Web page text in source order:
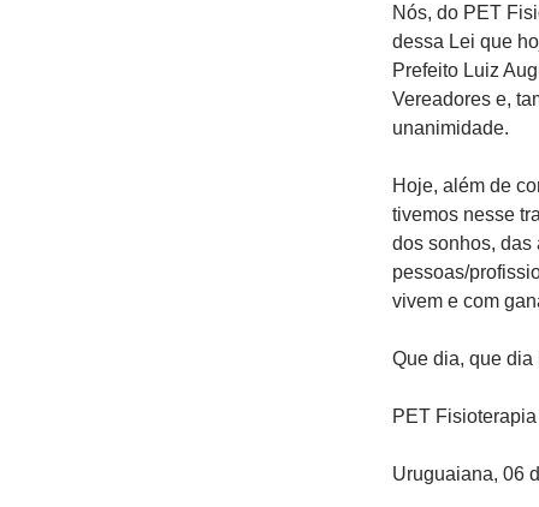
Nós, do PET
dessa Lei que
Prefeito Luiz
Vereadores e,
unanimidade.
Hoje, além de
tivemos nesse
dos sonhos, das
pessoas/
vivem e com
Que dia, que dia
PET
Uruguaiana, 06